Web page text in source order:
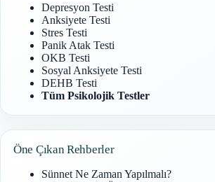
Depresyon Testi
Anksiyete Testi
Stres Testi
Panik Atak Testi
OKB Testi
Sosyal Anksiyete Testi
DEHB Testi
Tüm Psikolojik Testler
Öne Çıkan Rehberler
Sünnet Ne Zaman Yapılmalı?